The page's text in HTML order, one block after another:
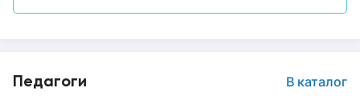
Педагоги В каталог